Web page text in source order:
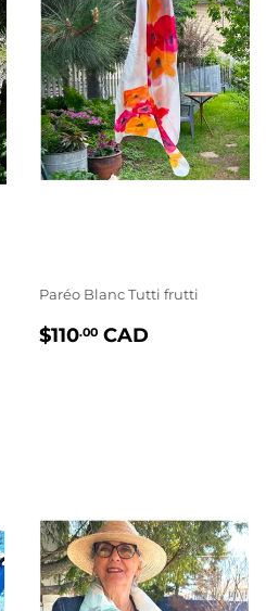
Paréo Blanc Tutti frutti
PRIX
$110.00 CAD